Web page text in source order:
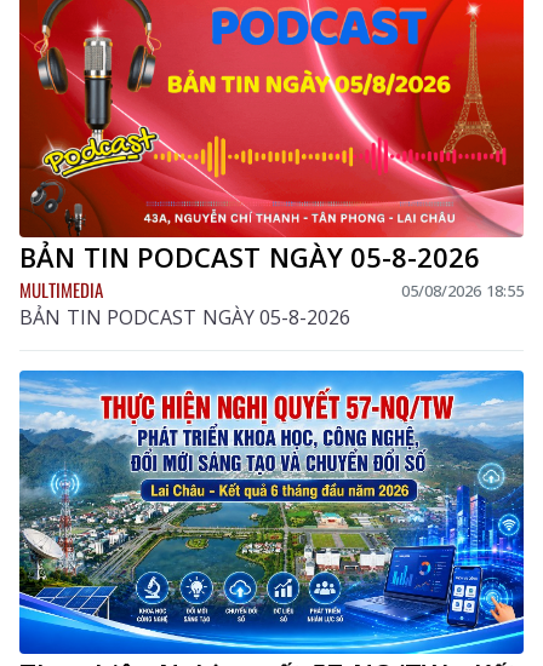
BẢN TIN PODCAST NGÀY 05-8-2026
MULTIMEDIA 05/08/2026 18:55
BẢN TIN PODCAST NGÀY 05-8-2026